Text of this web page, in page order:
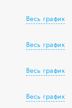
Весь график
Весь график
Весь график
Весь график